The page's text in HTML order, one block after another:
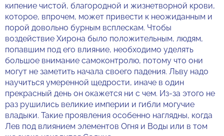
кипение чистой, благородной и жизнетворной крови,
которое, впрочем, может привести к неожиданным и
порой довольно бурным всплескам. Чтобы
воздействие Хирона было положительным, людям,
попавшим под его влияние, необходимо уделять
большое внимание самоконтролю, потому что они
могут не заметить начала своего падения. Льву надо
научиться умеренной щедрости, иначе в один
прекрасный день он окажется ни с чем. Из-за этого не
раз рушились великие империи и гибли могучие
владыки. Такие проявления особенно наглядны, когда
Лев под влиянием элементов Огня и Воды или в том